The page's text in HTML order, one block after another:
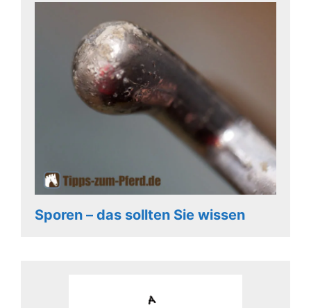
Sporen – das sollten Sie wissen